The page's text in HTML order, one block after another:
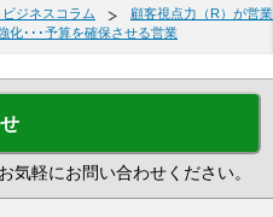
ビジネスコラム
顧客視点力（R）が営業
化･･･予算を確保させる営業
気軽にお問い合わせください。